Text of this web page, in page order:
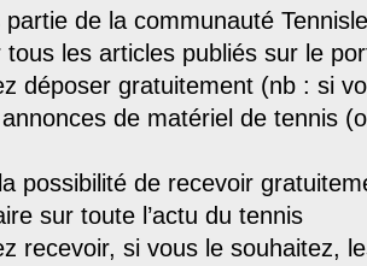
de la communauté
les articles publiés sur le
déposer gratuitement (nb : si
de matériel de tennis
possibilité de recevoir
sur toute l’actu du tennis
recevoir, si vous le souhaitez,